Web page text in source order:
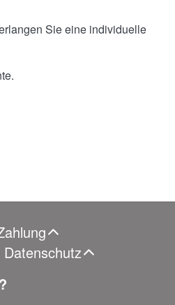
Sie eine individuelle